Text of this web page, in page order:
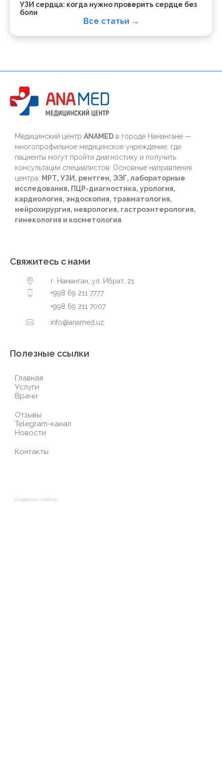
УЗИ сердца: когда нужно проверить сердце без
боли
Все статьи →
Медицинский центр ANAMED в городе Намангане —
многопрофильное медицинское учреждение, где
пациенты могут пройти диагностику и получить
консультации специалистов. Основные направления
центра: МРТ, УЗИ, рентген, ЭЭГ, лабораторные
исследования, ПЦР-диагностика, урология,
кардиология, эндоскопия, травматология,
нейрохирургия, неврология, гастроэнтерология,
гинекология и косметология
Свяжитесь с нами
г. Наманган, ул. Ибрат, 21
+998 69 211 7777
+998 69 211 7007
info@anamed.uz
Полезные ссылки
Главная
Услуги
Врачи
Отзывы
Telegram-канал
Новости
Контакты
Создание сайтов